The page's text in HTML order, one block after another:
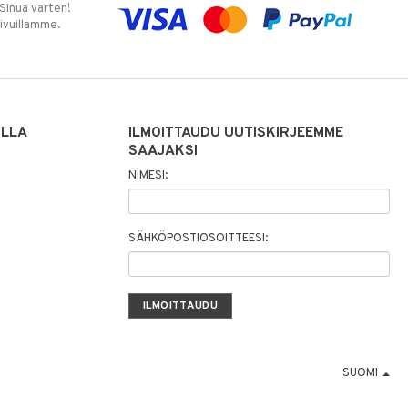
varten!
ILMOITTAUDU UUTISKIRJEEMME
SAAJAKSI
NIMESI:
SÄHKÖPOSTIOSOITTEESI:
SUOMI